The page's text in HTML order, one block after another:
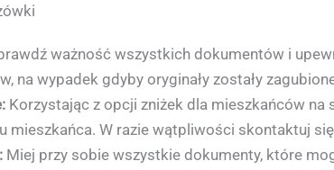
ważność wszystkich dokumentów i
na wypadek gdyby oryginały zostały
Korzystając z opcji zniżek dla mieszkańców
mieszkańca. W razie wątpliwości skontaktuj
Miej przy sobie wszystkie dokumenty, które